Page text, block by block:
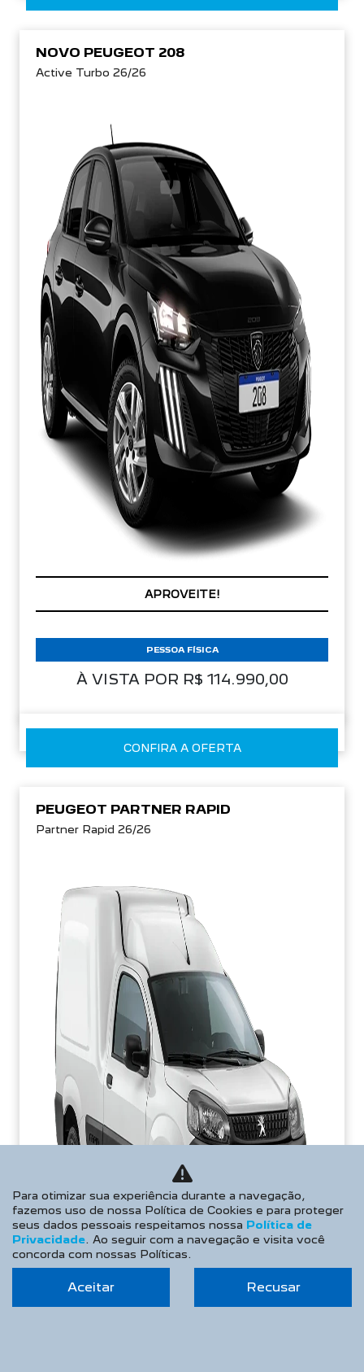
NOVO PEUGEOT 208
Active Turbo 26/26
APROVEITE!
À VISTA POR R$ 114.990,00
PESSOA FÍSICA
CONFIRA A OFERTA
PEUGEOT PARTNER RAPID
Partner Rapid 26/26
Para otimizar sua experiência durante a navegação,
fazemos uso de nossa Política de Cookies e para proteger
seus dados pessoais respeitamos nossa Política de
Privacidade. Ao seguir com a navegação e visita você
concorda com nossas Políticas.
Aceitar Recusar